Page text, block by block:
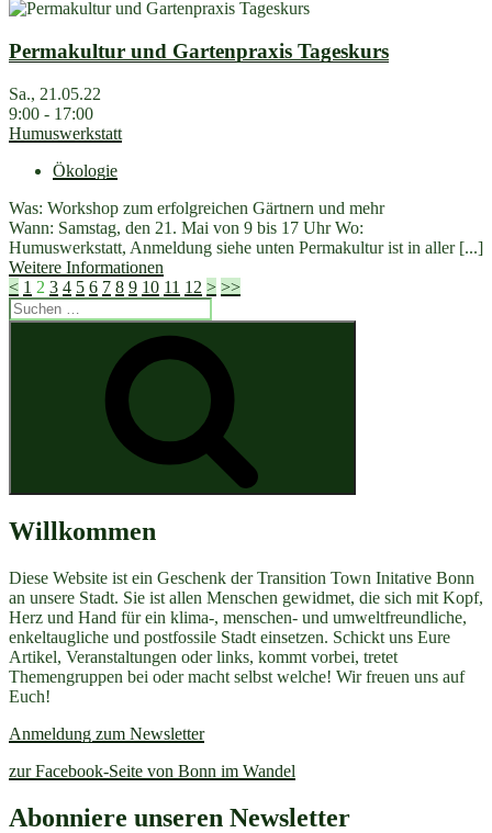
Permakultur und Gartenpraxis Tageskurs
Sa., 21.05.22
9:00 - 17:00
Humuswerkstatt
Ökologie
Was: Workshop zum erfolgreichen Gärtnern und mehr
Wann: Samstag, den 21. Mai von 9 bis 17 Uhr Wo:
Humuswerkstatt, Anmeldung siehe unten Permakultur ist in aller [...]
Weitere Informationen
< 1 2 3 4 5 6 7 8 9 10 11 12 > >>
Suchen
nach:
Willkommen
Diese Website ist ein Geschenk der Transition Town Initative Bonn
an unsere Stadt. Sie ist allen Menschen gewidmet, die sich mit Kopf,
Herz und Hand für ein klima-, menschen- und umweltfreundliche,
enkeltaugliche und postfossile Stadt einsetzen. Schickt uns Eure
Artikel, Veranstaltungen oder links, kommt vorbei, tretet
Themengruppen bei oder macht selbst welche! Wir freuen uns auf
Euch!
Anmeldung zum Newsletter
zur Facebook-Seite von Bonn im Wandel
Abonniere unseren Newsletter